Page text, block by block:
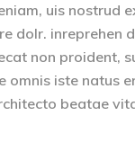
uis nostrud
dolr.
non proident,
omnis iste natus
beatae